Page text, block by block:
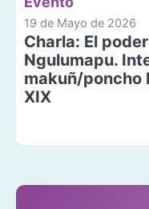
19 de Mayo de 2026
Charla: El
Ngulumapu.
makuñ/poncho
XIX